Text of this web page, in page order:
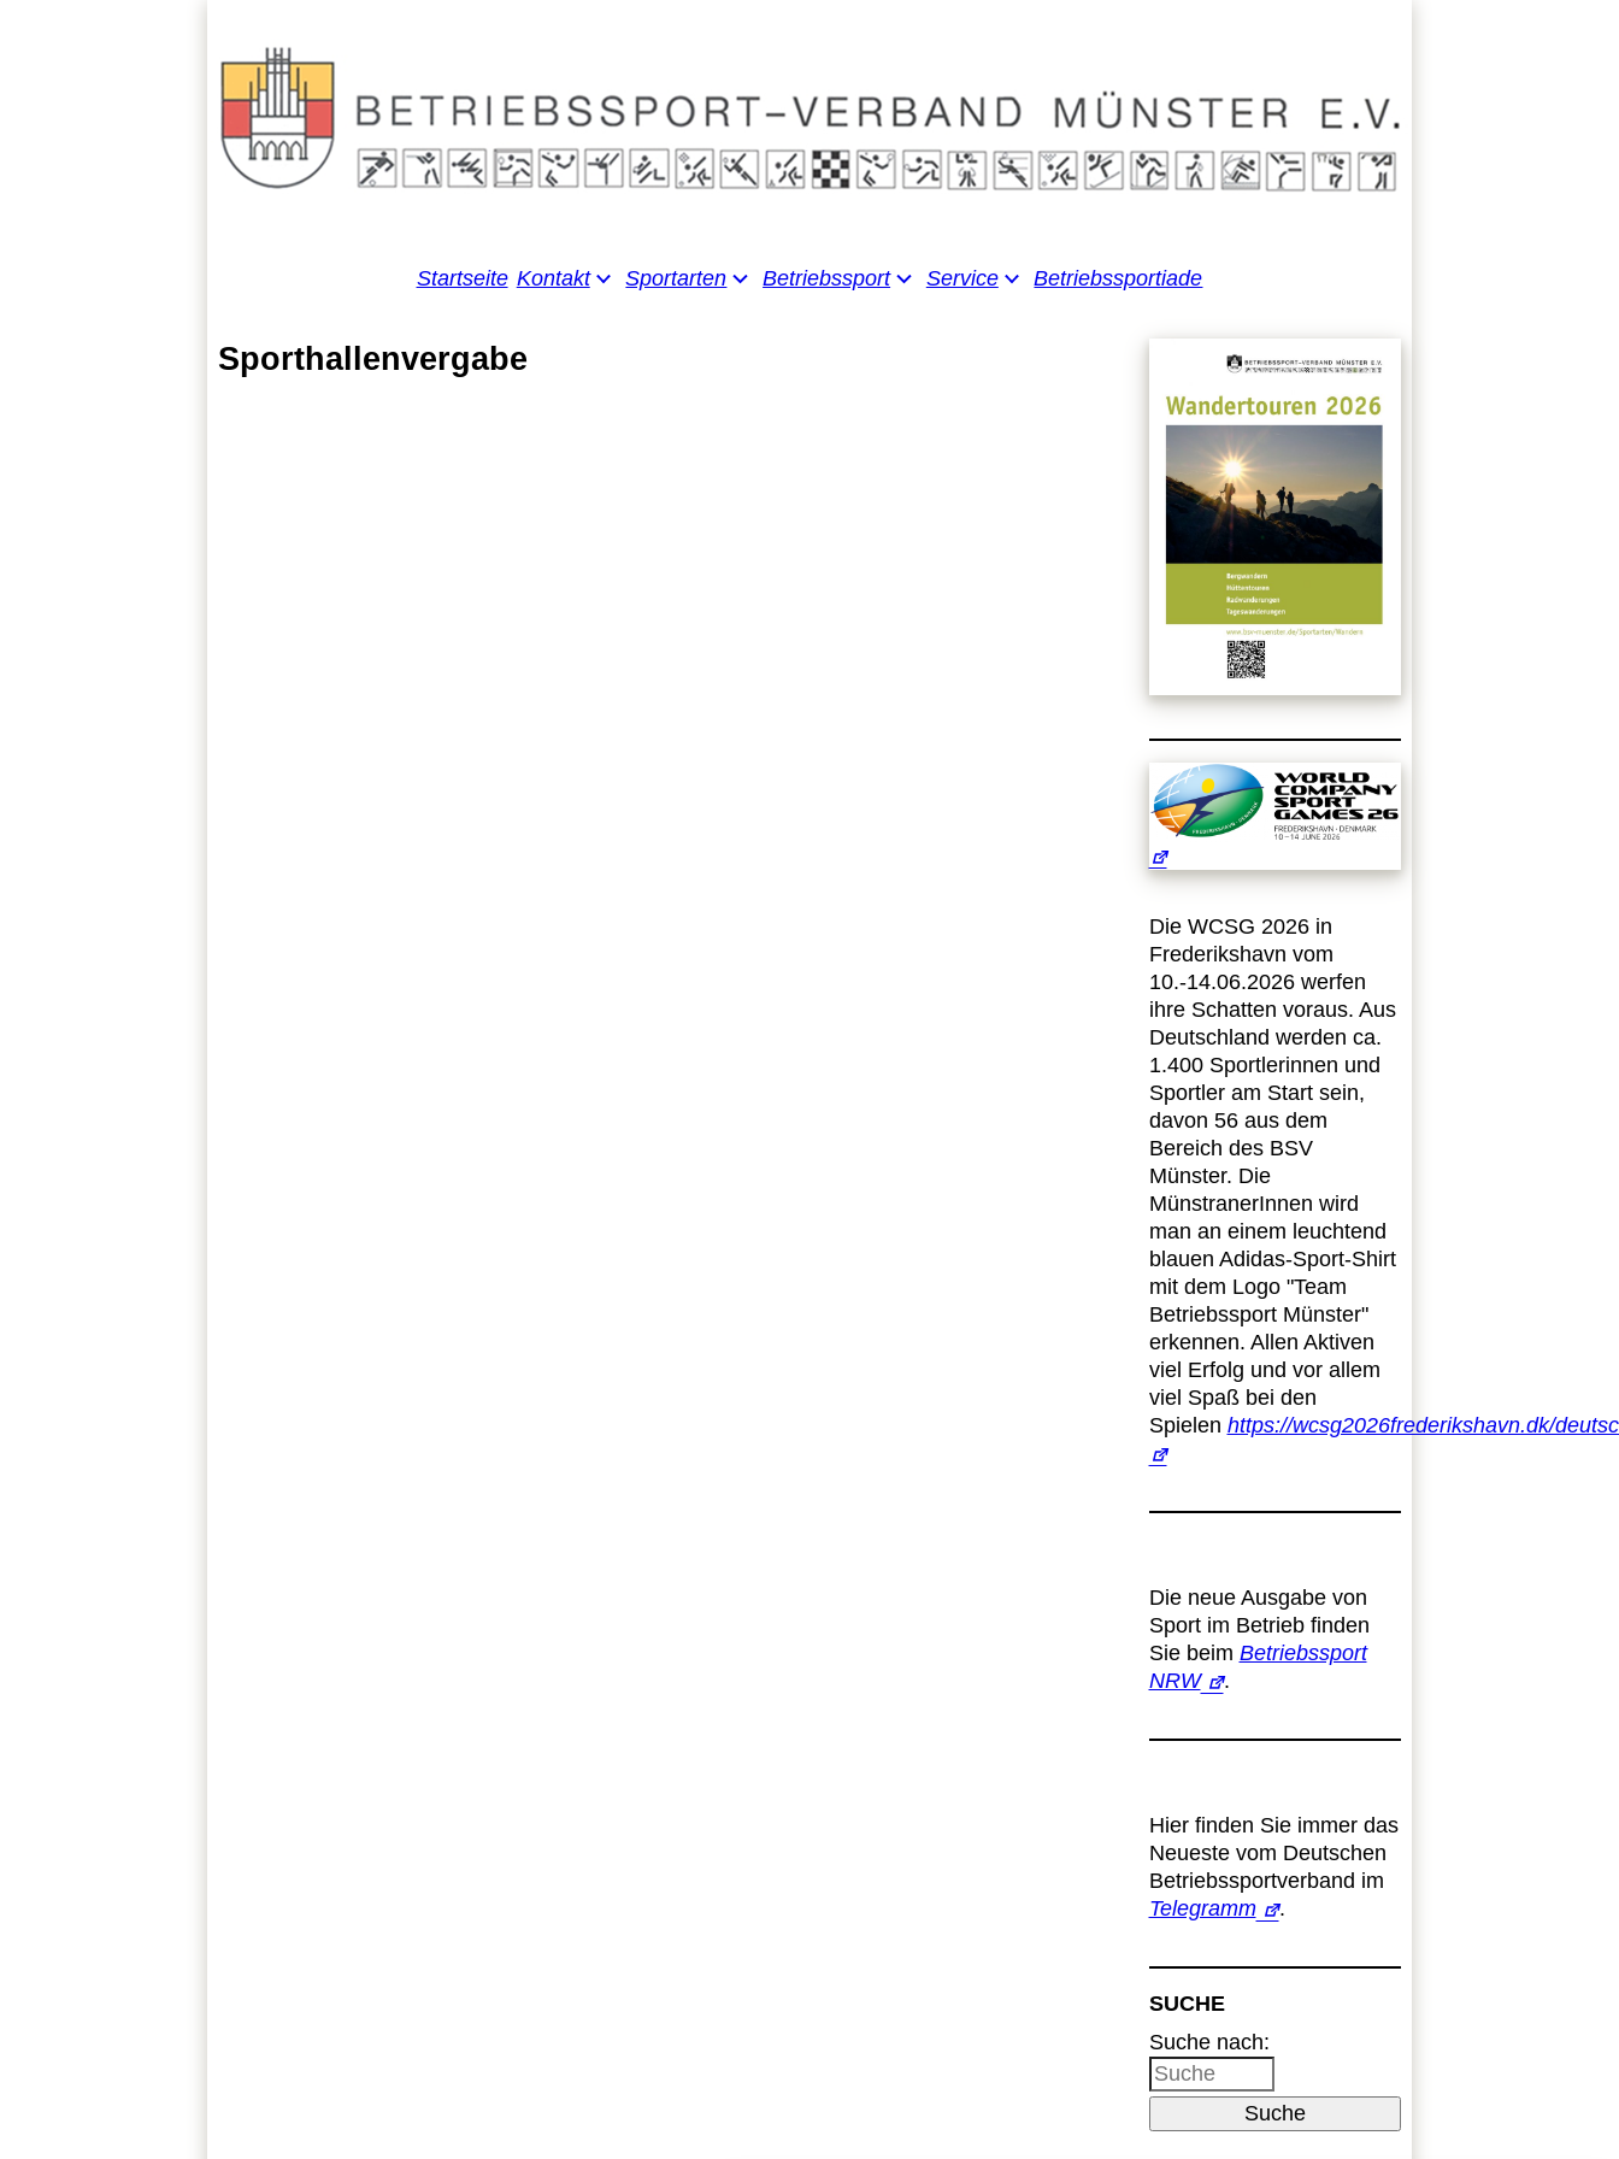
Startseite Kontakt Sportarten Betriebssport Service Betriebssportiade
Sporthallenvergabe
Die WCSG 2026 in
Frederikshavn vom
10.-14.06.2026 werfen
ihre Schatten voraus. Aus
Deutschland werden ca.
1.400 Sportlerinnen und
Sportler am Start sein,
davon 56 aus dem
Bereich des BSV
Münster. Die
MünstranerInnen wird
man an einem leuchtend
blauen Adidas-Sport-Shirt
mit dem Logo "Team
Betriebssport Münster"
erkennen. Allen Aktiven
viel Erfolg und vor allem
viel Spaß bei den
Spielen https://wcsg2026frederikshavn.dk/
Die neue Ausgabe von
Sport im Betrieb finden
Sie beim Betriebssport
NRW
.
Hier finden Sie immer das
Neueste vom Deutschen
Betriebssportverband im
Telegramm
.
SUCHE
Suche nach:
Suche